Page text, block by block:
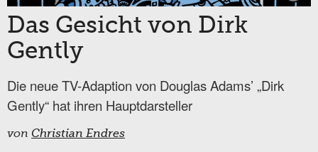
Das Gesicht von Dirk
Gently
Die neue TV-Adaption von Douglas Adams’ „Dirk
Gently“ hat ihren Hauptdarsteller
von Christian Endres